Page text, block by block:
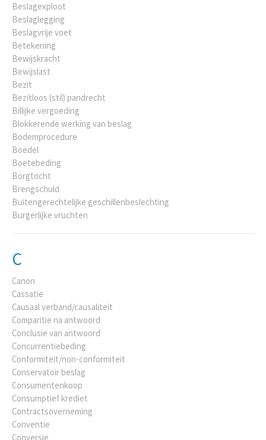
Beslagexploot
Beslaglegging
Beslagvrije voet
Betekening
Bewijskracht
Bewijslast
Bezit
Bezitloos (stil) pandrecht
Billijke vergoeding
Blokkerende werking van beslag
Bodemprocedure
Boedel
Boetebeding
Borgtocht
Brengschuld
Buitengerechtelijke geschillenbeslechting
Burgerlijke vruchten
C
Canon
Cassatie
Causaal verband/causaliteit
Comparitie na antwoord
Conclusie van antwoord
Concurrentiebeding
Conformiteit/non-conformiteit
Conservatoir beslag
Consumentenkoop
Consumptief krediet
Contractsoverneming
Conventie
Conversie